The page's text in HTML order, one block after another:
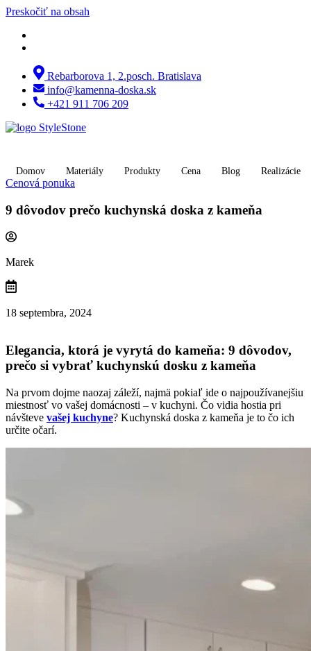
Preskočiť na obsah
Rebarborova 1, 2.posch. Bratislava
info@kamenna-doska.sk
+421 911 706 209
Domov Materiály Produkty Cena Blog Realizácie
Cenová ponuka
9 dôvodov prečo kuchynská doska z kameňa
Marek
18 septembra, 2024
Elegancia, ktorá je vyrytá do kameňa: 9 dôvodov,
prečo si vybrať kuchynskú dosku z kameňa
Na prvom dojme naozaj záleží, najmä pokiaľ ide o najpoužívanejšiu
miestnosť vo vašej domácnosti – v kuchyni. Čo vidia hostia pri
návšteve vašej kuchyne? Kuchynská doska z kameňa je to čo ich
určite očarí.